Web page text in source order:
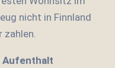
nicht in Finnland
Aufenthalt